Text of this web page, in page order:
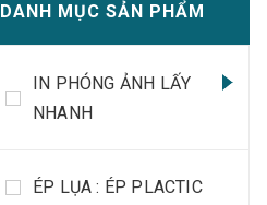
BỘ KHUNG13 CÁI
DANH MỤC SẢN PHẨM
IN PHÓNG ẢNH LẤY
NHANH
ÉP LỤA : ÉP PLACTIC